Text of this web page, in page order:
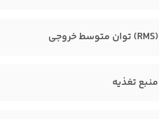
(RMS) توان متوسط خروجی
منبع تغذیه